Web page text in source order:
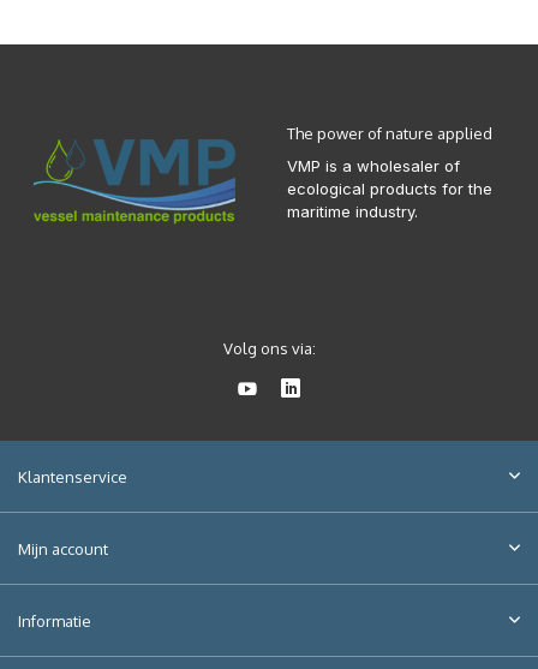
The power of nature applied
VMP is a wholesaler of
ecological products for the
maritime industry.
Volg ons via:
Klantenservice
Mijn account
Informatie